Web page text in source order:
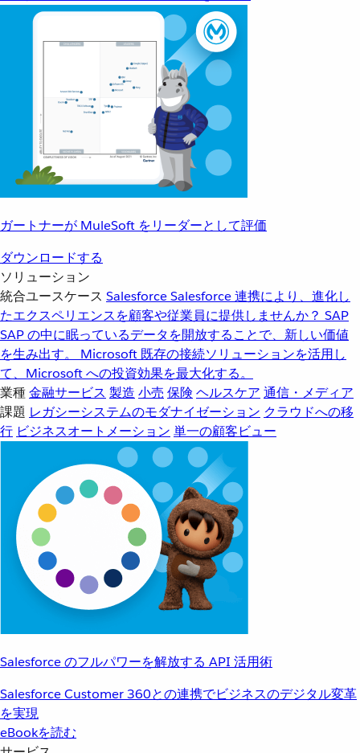
ガートナーが MuleSoft をリーダーとして評価
ダウンロードする
ソリューション
統合ユースケース SalesforceSalesforce 連携により、進化し
たエクスペリエンスを顧客や従業員に提供しませんか？ SAP
SAP の中に眠っているデータを開放することで、新しい価値
を生み出す。
Microsoft 既存の接続ソリューションを活用し
て、Microsoft への投資効果を最大化する。
業種金融サービス 製造 小売 保険 ヘルスケア 通信・メディア
課題 レガシーシステムのモダナイゼーション クラウドへの移
行 ビジネスオートメーション 単一の顧客ビュー
Salesforce のフルパワーを解放する API 活用術
Salesforce Customer 360との連携でビジネスのデジタル変革
を実現
eBookを読む